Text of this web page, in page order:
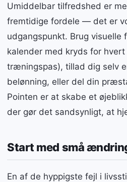
Umiddelbar tilfredshed er
fremtidige fordele — det er
udgangspunkt. Brug visuelle
kalender med kryds for
træningspas), tillad dig selv
belønning, eller del din
Pointen er at skabe et
der gør det sandsynligt, at
Start med små
En af de hyppigste fejl i